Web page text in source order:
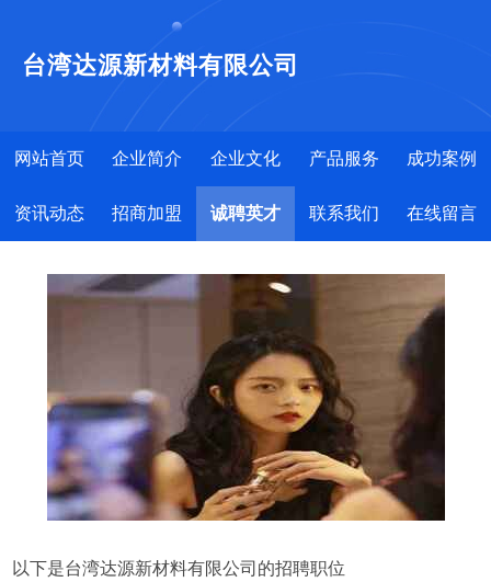
台湾达源新材料有限公司
网站首页 企业简介 企业文化 产品服务 成功案例
资讯动态 招商加盟 诚聘英才 联系我们 在线留言
以下是台湾达源新材料有限公司的招聘职位